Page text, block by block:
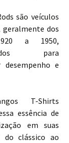
são veículos
geralmente dos
a 1950,
para
desempenho e
T-Shirts
essência de
em suas
do clássico ao